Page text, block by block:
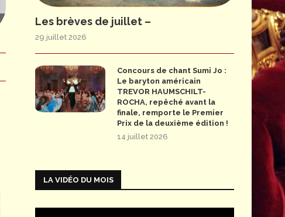
Les brèves de juillet –
29 juillet 2026
Concours de chant Sumi Jo :
Le baryton américain
TREVOR HAUMSCHILT-
ROCHA, repêché avant la
finale, remporte le Premier
Prix de la deuxième édition !
14 juillet 2026
LA VIDÉO DU MOIS